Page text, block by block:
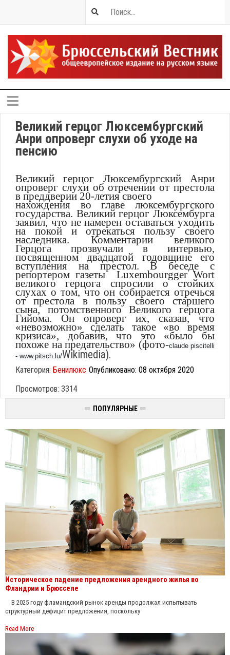
ПОПУЛЯРНЫЕ
Историческое падение предложения арендного жилья во
Фландрии и Брюсселе
В 2025 году фламандский рынок аренды продолжал испытывать
структурный дефицит предложения, поскольку
Read More
Великий герцог Люксембургский
Анри опроверг слухи об уходе на
пенсию
Великий герцог Люксембургский Анри
опроверг слухи об отречении от престола
в преддверии 20-летия своего
нахождения во главе люксембургского
государства. Великий герцог Люксембурга
заявил, что не намерен оставаться уходить
на покой и отрекаться пользу своего
наследника. Комментарии великого
Герцога прозвучали в интервью,
посвященном двадцатой годовщине его
вступления на престол. В беседе с
репортером газеты Luxembourgger Wort
великого герцога спросили о стойких
слухах о том, что он собирается отречься
от престола в пользу своего старшего
сына, потомственного Великого герцога
Гийома. Он опроверг их, сказав, что
«невозможно» сделать такое «во время
кризиса», добавив, что это «было бы
похоже на предательство» (фото-claude piscitelli
- www.pitsch.lu/Wikimedia).
Категория: Бенилюкс Опубликовано: 08 октября 2020
Просмотров: 3314